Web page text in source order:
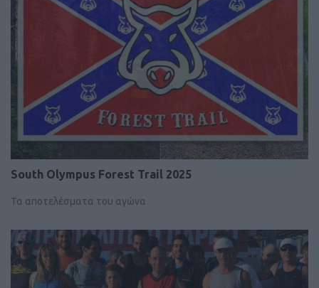
South Olympus Forest Trail 2025
Τα αποτελέσματα του αγώνα